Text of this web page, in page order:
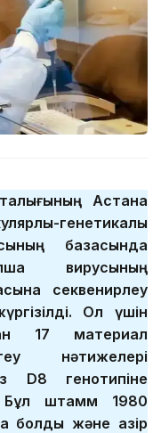
Астана
генетикалық
базасында
вирусының
секвенирлеу
Ол үшін
17 материал
нәтижелері
D8 генотипіне
Бұл штамм 1980
және қазір